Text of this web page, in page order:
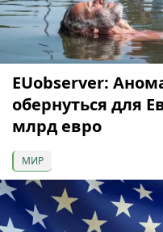
EUobserver:
обернуться для
млрд евро
МИР